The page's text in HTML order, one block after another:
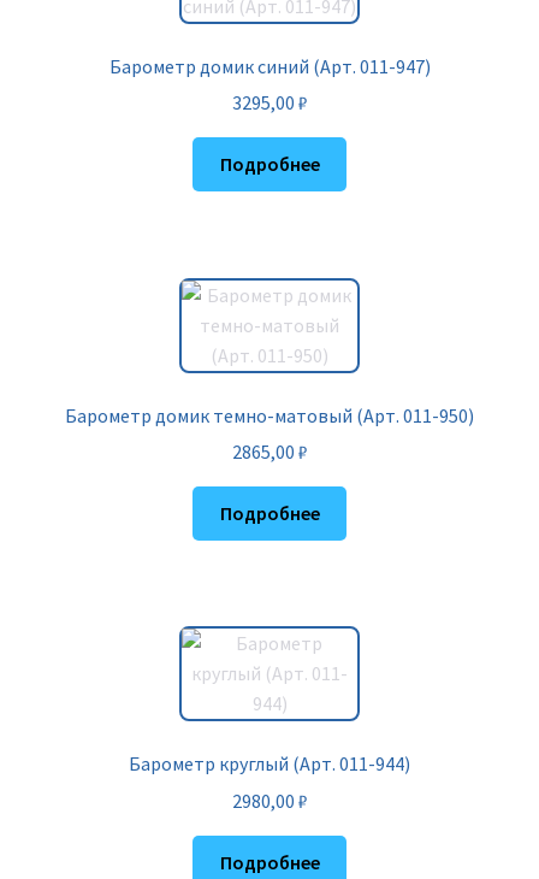
Барометр домик синий (Арт. 011-947)
3295,00 ₽
Подробнее
Барометр домик темно-матовый (Арт. 011-950)
2865,00 ₽
Подробнее
Барометр круглый (Арт. 011-944)
2980,00 ₽
Подробнее